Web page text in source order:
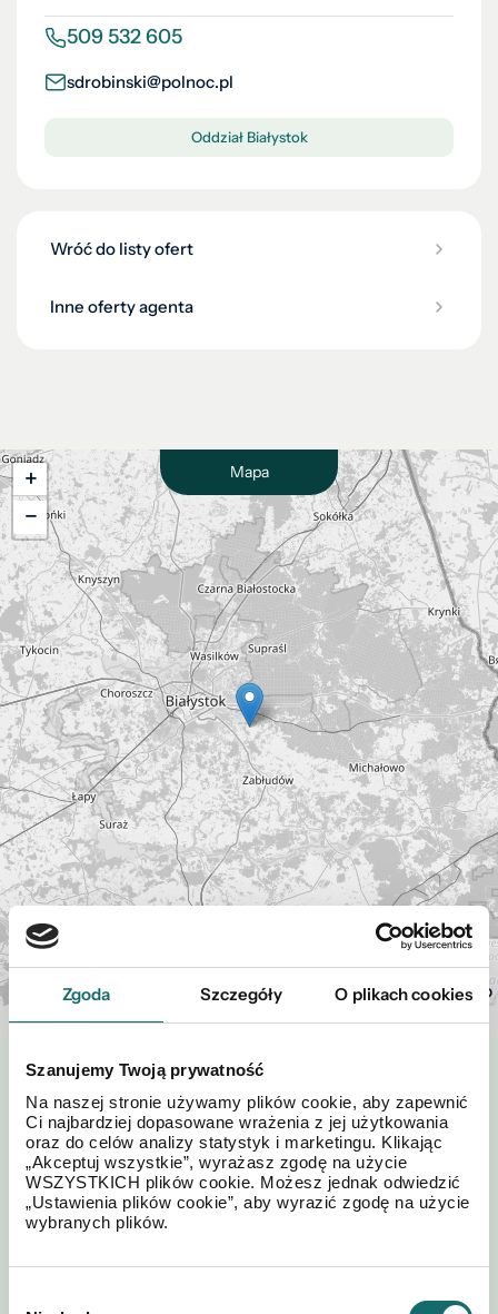
Zgoda Szczegóły O plikach cookies
Szanujemy Twoją prywatność
Na naszej stronie używamy plików cookie, aby zapewnić
Ci najbardziej dopasowane wrażenia z jej użytkowania
oraz do celów analizy statystyk i marketingu. Klikając
„Akceptuj wszystkie”, wyrażasz zgodę na użycie
WSZYSTKICH plików cookie. Możesz jednak odwiedzić
„Ustawienia plików cookie”, aby wyrazić zgodę na użycie
wybranych plików.
509 532 605
sdrobinski@polnoc.pl
Oddział Białystok
Wróć do listy ofert
Inne oferty agenta
Mapa
+
−
Leaflet
| ©
OpenStreetMap
Zapytaj o tę ofertę